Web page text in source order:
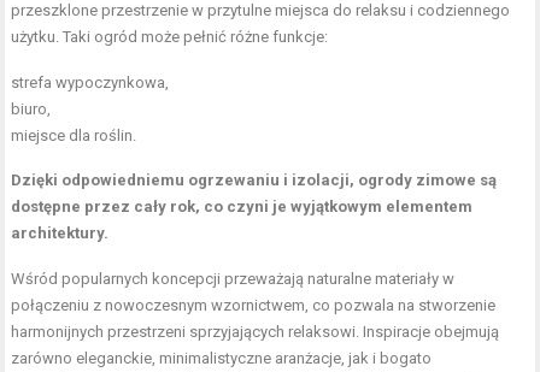
przeszklone przestrzenie w przytulne miejsca do relaksu i codziennego
użytku. Taki ogród może pełnić różne funkcje:
strefa wypoczynkowa,
biuro,
miejsce dla roślin.
Dzięki odpowiedniemu ogrzewaniu i izolacji, ogrody zimowe są
dostępne przez cały rok, co czyni je wyjątkowym elementem
architektury.
Wśród popularnych koncepcji przeważają naturalne materiały w
połączeniu z nowoczesnym wzornictwem, co pozwala na stworzenie
harmonijnych przestrzeni sprzyjających relaksowi. Inspiracje obejmują
zarówno eleganckie, minimalistyczne aranżacje, jak i bogato